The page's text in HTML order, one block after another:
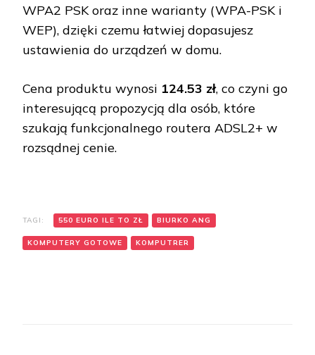
WPA2 PSK oraz inne warianty (WPA-PSK i
WEP), dzięki czemu łatwiej dopasujesz
ustawienia do urządzeń w domu.
Cena produktu wynosi 124.53 zł, co czyni go
interesującą propozycją dla osób, które
szukają funkcjonalnego routera ADSL2+ w
rozsądnej cenie.
TAGI: 550 EURO ILE TO ZŁ BIURKO ANG
KOMPUTERY GOTOWE KOMPUTRER